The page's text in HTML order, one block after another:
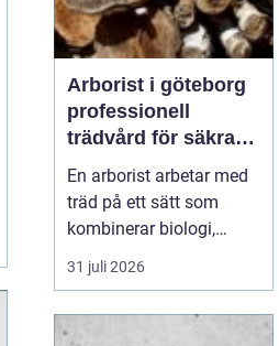
Arborist i göteborg
professionell
trädvård för säkra
och friska träd
En arborist arbetar med
träd på ett sätt som
kombinerar biologi,
säkerhet och hantverk. I
en stad som Göteborg,
med tät bebyggelse,
31 juli 2026